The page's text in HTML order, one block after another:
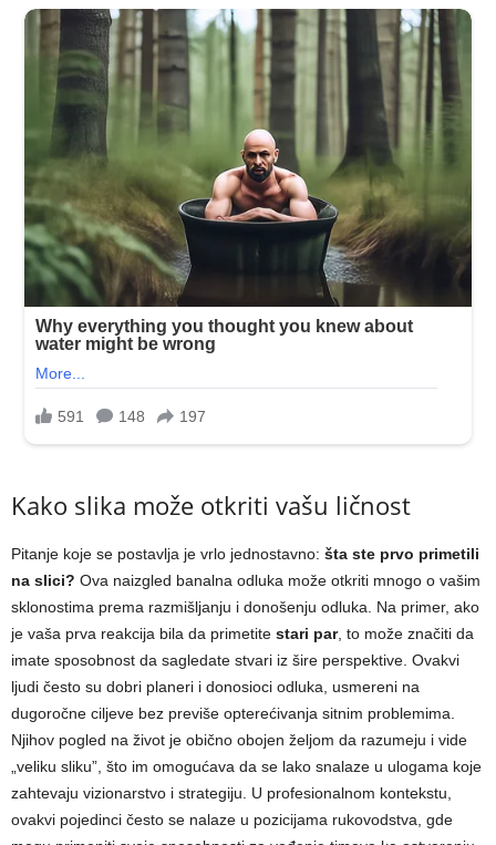
Kako slika može otkriti vašu ličnost
Pitanje koje se postavlja je vrlo jednostavno: šta ste prvo primetili
na slici? Ova naizgled banalna odluka može otkriti mnogo o vašim
sklonostima prema razmišljanju i donošenju odluka. Na primer, ako
je vaša prva reakcija bila da primetite stari par, to može značiti da
imate sposobnost da sagledate stvari iz šire perspektive. Ovakvi
ljudi često su dobri planeri i donosioci odluka, usmereni na
dugoročne ciljeve bez previše opterećivanja sitnim problemima.
Njihov pogled na život je obično obojen željom da razumeju i vide
„veliku sliku”, što im omogućava da se lako snalaze u ulogama koje
zahtevaju vizionarstvo i strategiju. U profesionalnom kontekstu,
ovakvi pojedinci često se nalaze u pozicijama rukovodstva, gde